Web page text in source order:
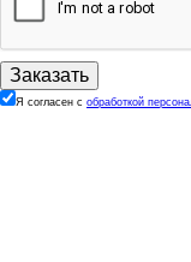
Я согласен с обработкой